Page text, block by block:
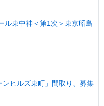
ル東中神＜第1次＞東京昭島
ヒルズ東町」間取り、募集